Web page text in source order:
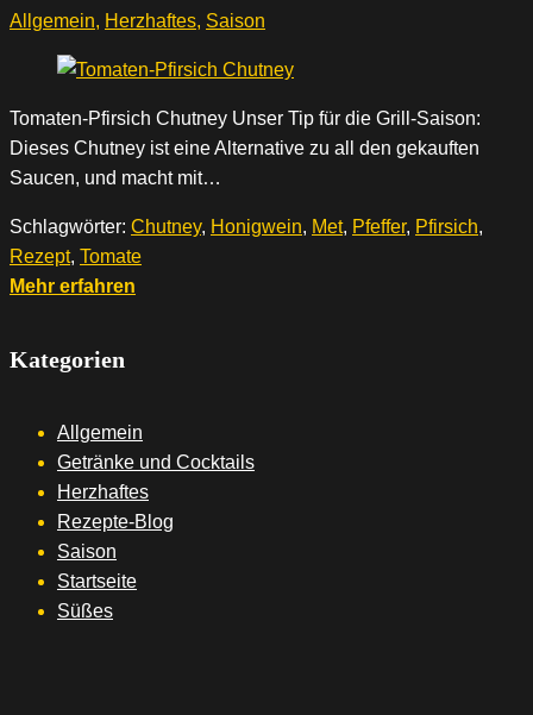
Allgemein, Herzhaftes, Saison
Tomaten-Pfirsich Chutney Unser Tip für die Grill-Saison:
Dieses Chutney ist eine Alternative zu all den gekauften
Saucen, und macht mit…
Schlagwörter: Chutney, Honigwein, Met, Pfeffer, Pfirsich,
Rezept, Tomate
Mehr erfahren
Kategorien
Allgemein
Getränke und Cocktails
Herzhaftes
Rezepte-Blog
Saison
Startseite
Süßes